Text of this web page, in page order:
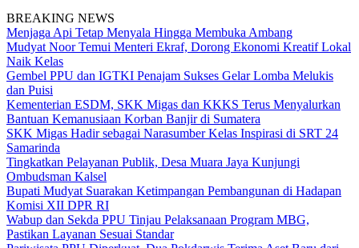
BREAKING NEWS
Menjaga Api Tetap Menyala Hingga Membuka Ambang
Mudyat Noor Temui Menteri Ekraf, Dorong Ekonomi Kreatif Lokal
Naik Kelas
Gembel PPU dan IGTKI Penajam Sukses Gelar Lomba Melukis
dan Puisi
Kementerian ESDM, SKK Migas dan KKKS Terus Menyalurkan
Bantuan Kemanusiaan Korban Banjir di Sumatera
SKK Migas Hadir sebagai Narasumber Kelas Inspirasi di SRT 24
Samarinda
Tingkatkan Pelayanan Publik, Desa Muara Jaya Kunjungi
Ombudsman Kalsel
Bupati Mudyat Suarakan Ketimpangan Pembangunan di Hadapan
Komisi XII DPR RI
Wabup dan Sekda PPU Tinjau Pelaksanaan Program MBG,
Pastikan Layanan Sesuai Standar